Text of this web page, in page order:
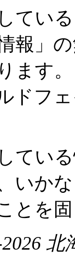
てい
報」
ます。
ドフ
てい
いか
とを